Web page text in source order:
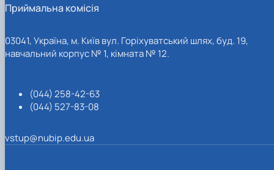
Приймальна комісія
03041, Україна, м. Київ вул. Горіхуватський шлях, буд. 19,
навчальний корпус № 1, кімната № 12.
(044) 258-42-63
(044) 527-83-08
vstup@nubip.edu.ua